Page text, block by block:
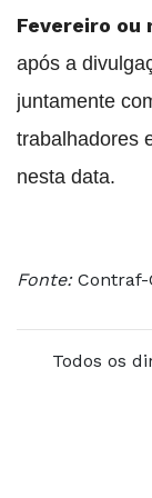
Fevereiro ou
após a
juntamente
trabalhadores
nesta data.
Fonte:Contraf-
Todos os